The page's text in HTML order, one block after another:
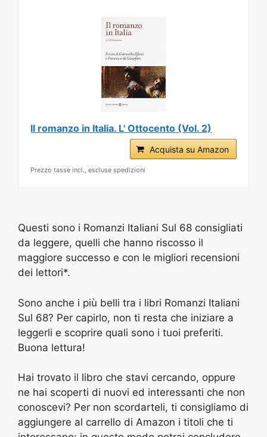
Il romanzo in Italia. L' Ottocento (Vol. 2)
Acquista su Amazon
Prezzo tasse incl., escluse spedizioni
Questi sono i Romanzi Italiani Sul 68 consigliati
da leggere, quelli che hanno riscosso il
maggiore successo e con le migliori recensioni
dei lettori*.
Sono anche i più belli tra i libri Romanzi Italiani
Sul 68? Per capirlo, non ti resta che iniziare a
leggerli e scoprire quali sono i tuoi preferiti.
Buona lettura!
Hai trovato il libro che stavi cercando, oppure
ne hai scoperti di nuovi ed interessanti che non
conoscevi? Per non scordarteli, ti consigliamo di
aggiungere al carrello di Amazon i titoli che ti